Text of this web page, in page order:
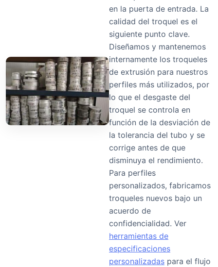
en la puerta de entrada. La
calidad del troquel es el
siguiente punto clave.
Diseñamos y mantenemos
internamente los troqueles
de extrusión para nuestros
perfiles más utilizados, por
lo que el desgaste del
troquel se controla en
función de la desviación de
la tolerancia del tubo y se
corrige antes de que
disminuya el rendimiento.
Para perfiles
personalizados, fabricamos
troqueles nuevos bajo un
acuerdo de
confidencialidad. Ver
herramientas de
especificaciones
personalizadas para el flujo